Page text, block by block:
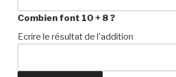
Combien font 10 + 8 ?
Ecrire le résultat de l'addition